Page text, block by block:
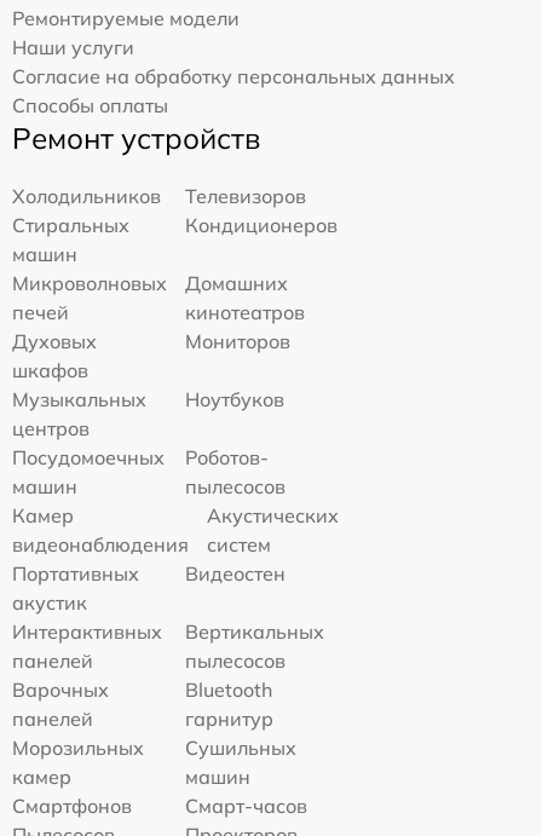
Ремонтируемые модели
Наши услуги
Согласие на обработку персональных данных
Способы оплаты
Ремонт устройств
Холодильников
Телевизоров
Стиральных
машин
Кондиционеров
Микроволновых
печей
Домашних
кинотеатров
Духовых
шкафов
Мониторов
Музыкальных
центров
Ноутбуков
Посудомоечных
машин
Роботов-
пылесосов
Камер
видеонаблюдения
Акустических
систем
Портативных
акустик
Видеостен
Интерактивных
панелей
Вертикальных
пылесосов
Варочных
панелей
Bluetooth
гарнитур
Морозильных
камер
Сушильных
машин
Смартфонов
Смарт-часов